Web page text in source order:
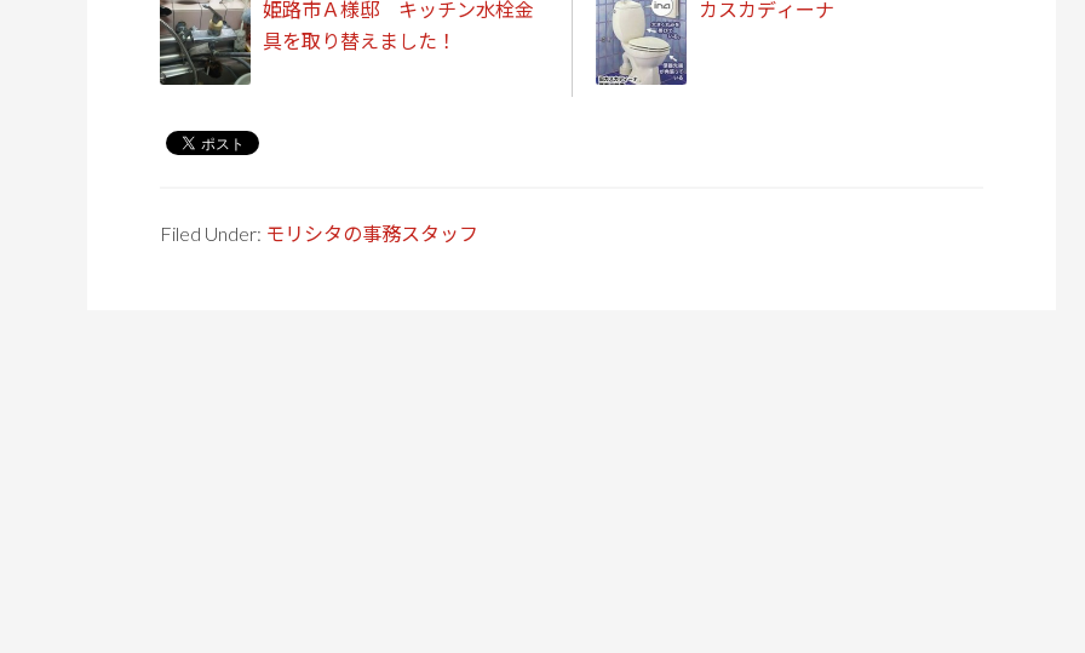
姫路市Ａ様邸 キッチン水栓金
具を取り替えました！
カスカディーナ
Filed Under: モリシタの事務スタッフ